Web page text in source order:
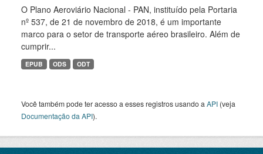
O Plano Aeroviário Nacional - PAN, instituído pela Portaria
nº 537, de 21 de novembro de 2018, é um importante
marco para o setor de transporte aéreo brasileiro. Além de
cumprir...
EPUB ODS ODT
Você também pode ter acesso a esses registros usando a API (veja
Documentação da API).